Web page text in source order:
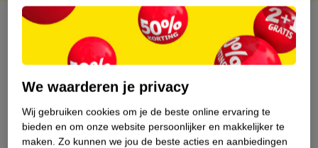
Over dit product
Productinformatie
Nature Impact Score
We waarderen je privacy
Wij gebruiken cookies om je de beste online ervaring te
bieden en om onze website persoonlijker en makkelijker te
maken. Zo kunnen we jou de beste acties en aanbiedingen